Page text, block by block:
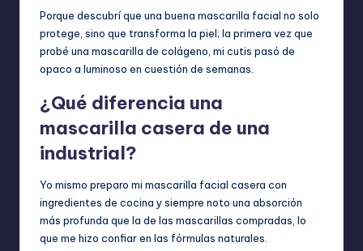
de
colágeno,
hidratante
uso
nocturno.
cantidad
Porque descubrí que una buena mascarilla facial no solo
protege, sino que transforma la piel; la primera vez que
probé una mascarilla de colágeno, mi cutis pasó de
opaco a luminoso en cuestión de semanas.
¿Qué diferencia una
mascarilla casera de una
industrial?
Yo mismo preparo mi mascarilla facial casera con
ingredientes de cocina y siempre noto una absorción
más profunda que la de las mascarillas compradas, lo
que me hizo confiar en las fórmulas naturales.